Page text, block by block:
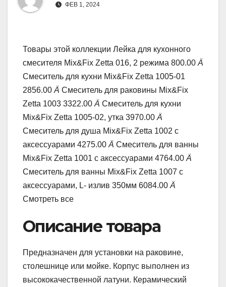
ФЕВ 1, 2024
Товары этой коллекции Лейка для кухонного
смесителя Mix&Fix Zetta 016, 2 режима 800.00 Ä
Смеситель для кухни Mix&Fix Zetta 1005-01
2856.00 Ä Смеситель для раковины Mix&Fix
Zetta 1003 3322.00 Ä Смеситель для кухни
Mix&Fix Zetta 1005-02, утка 3970.00 Ä
Смеситель для душа Mix&Fix Zetta 1002 с
аксессуарами 4275.00 Ä Смеситель для ванны
Mix&Fix Zetta 1001 с аксессуарами 4764.00 Ä
Смеситель для ванны Mix&Fix Zetta 1007 с
аксессуарами, L- излив 350мм 6084.00 Ä
Смотреть все
Описание товара
Предназначен для установки на раковине,
столешнице или мойке. Корпус выполнен из
высококачественной латуни. Керамический